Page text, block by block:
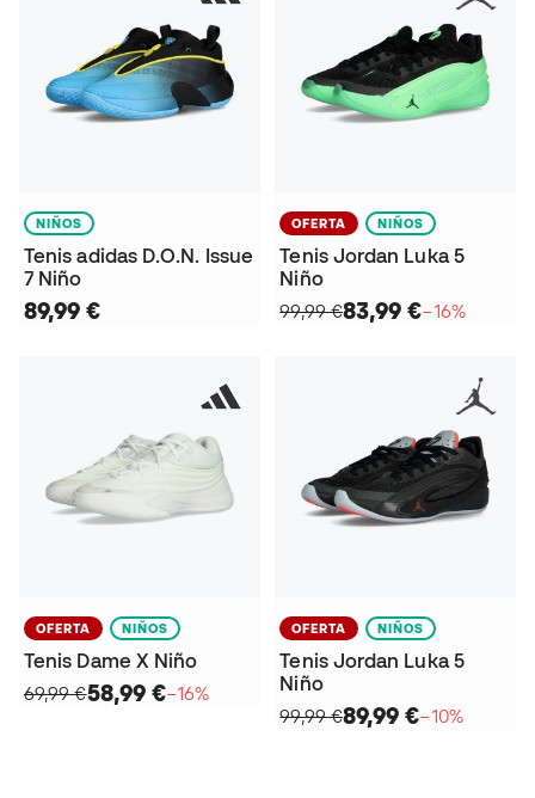
NIÑOS
Tenis adidas D.O.N. Issue
7 Niño
89,99 €
OFERTA NIÑOS
Tenis Jordan Luka 5
Niño
99,99 €83,99 €−16%
OFERTA NIÑOS
Tenis Dame X Niño
69,99 €58,99 €−16%
OFERTA NIÑOS
Tenis Jordan Luka 5
Niño
99,99 €89,99 €−10%